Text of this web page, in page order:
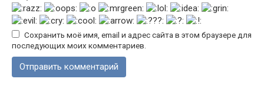
Сохранить моё имя, email и адрес сайта в этом браузере для
последующих моих комментариев.